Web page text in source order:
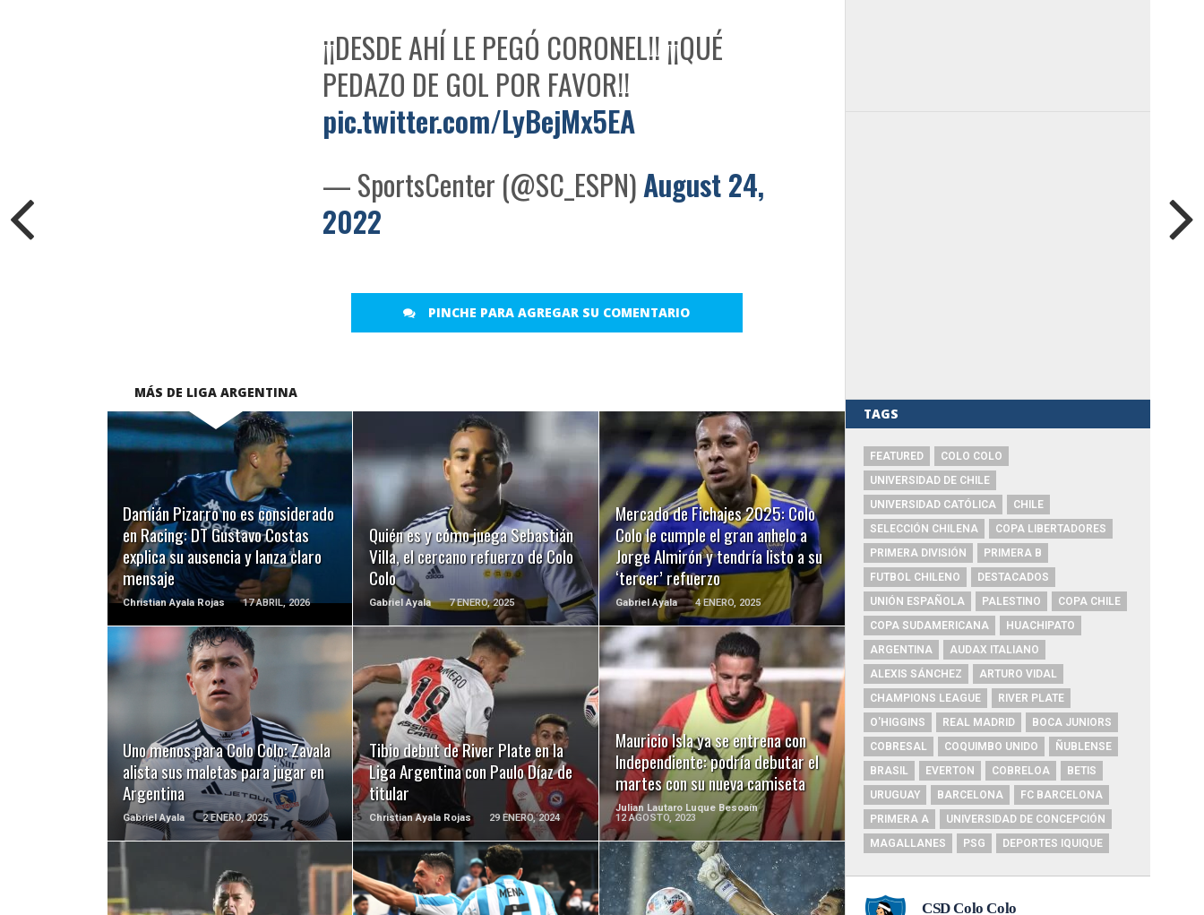
¡¡DESDE AHÍ LE PEGÓ CORONEL!! ¡¡QUÉ
PEDAZO DE GOL POR FAVOR!!
pic.twitter.com/LyBejMx5EA
— SportsCenter (@SC_ESPN)August 24,
2022
PINCHE PARA AGREGAR SU COMENTARIO
MÁS DE LIGA ARGENTINA
Damián Pizarro no es considerado
en Racing: DT Gustavo Costas
explica su ausencia y lanza claro
mensaje
Christian Ayala Rojas 17 ABRIL, 2026
LEER MÁS
Quién es y cómo juega Sebastián
Villa, el cercano refuerzo de Colo
Colo
Gabriel Ayala 7 ENERO, 2025
LEER MÁS
Mercado de Fichajes 2025: Colo
Colo le cumple el gran anhelo a
Jorge Almirón y tendría listo a su
‘tercer’ refuerzo
Gabriel Ayala 4 ENERO, 2025
LEER MÁS
Uno menos para Colo Colo: Zavala
alista sus maletas para jugar en
Argentina
Gabriel Ayala 2 ENERO, 2025
LEER MÁS
Tibio debut de River Plate en la
Liga Argentina con Paulo Díaz de
titular
Christian Ayala Rojas 29 ENERO, 2024
LEER MÁS
Mauricio Isla ya se entrena con
Independiente: podría debutar el
martes con su nueva camiseta
Julian Lautaro Luque Besoaín
12 AGOSTO, 2023
LEER MÁS
TAGS
FEATURED
COLO COLO
UNIVERSIDAD DE CHILE
UNIVERSIDAD CATÓLICA
CHILE
SELECCIÓN CHILENA
COPA LIBERTADORES
PRIMERA DIVISIÓN
PRIMERA B
FUTBOL CHILENO
DESTACADOS
UNIÓN ESPAÑOLA
PALESTINO
COPA CHILE
COPA SUDAMERICANA
HUACHIPATO
ARGENTINA
AUDAX ITALIANO
ALEXIS SÁNCHEZ
ARTURO VIDAL
CHAMPIONS LEAGUE
RIVER PLATE
O'HIGGINS
REAL MADRID
BOCA JUNIORS
COBRESAL
COQUIMBO UNIDO
ÑUBLENSE
BRASIL
EVERTON COBRELOA
BETIS
URUGUAY
BARCELONA
FC BARCELONA
PRIMERA A
UNIVERSIDAD DE CONCEPCIÓN
MAGALLANES
PSG DEPORTES IQUIQUE